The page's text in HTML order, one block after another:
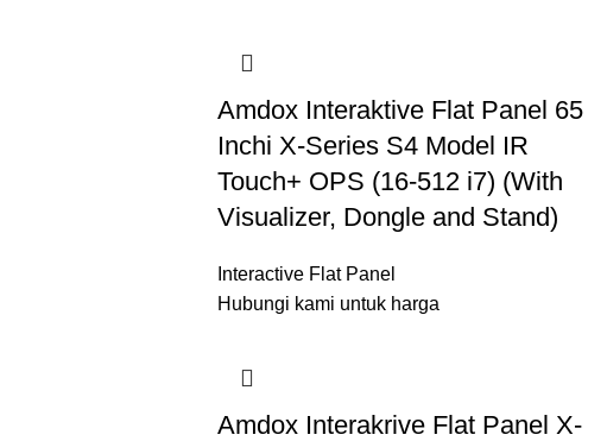
Amdox Interaktive Flat Panel 65
Inchi X-Series S4 Model IR
Touch+ OPS (16-512 i7) (With
Visualizer, Dongle and Stand)
Interactive Flat Panel
Hubungi kami untuk harga
Amdox Interakrive Flat Panel X-